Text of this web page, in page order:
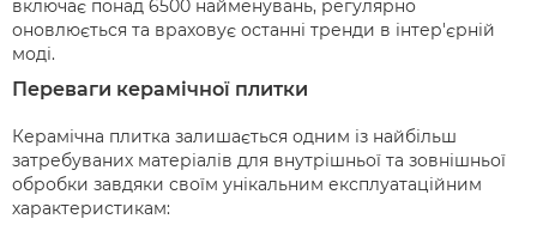
включає понад 6500 найменувань, регулярно
оновлюється та враховує останні тренди в інтер'єрній
моді.
Переваги керамічної плитки
Керамічна плитка залишається одним із найбільш
затребуваних матеріалів для внутрішньої та зовнішньої
обробки завдяки своїм унікальним експлуатаційним
характеристикам: